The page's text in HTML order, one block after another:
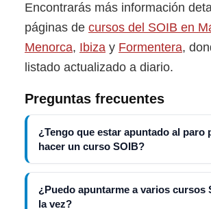
Encontrarás más información
páginas de cursos del SOIB en
Menorca, Ibizay Formentera,
listado actualizado a diario.
Preguntas frecuentes
¿Tengo que estar apuntado al paro
hacer un curso SOIB?
¿Puedo apuntarme a varios cursos
la vez?